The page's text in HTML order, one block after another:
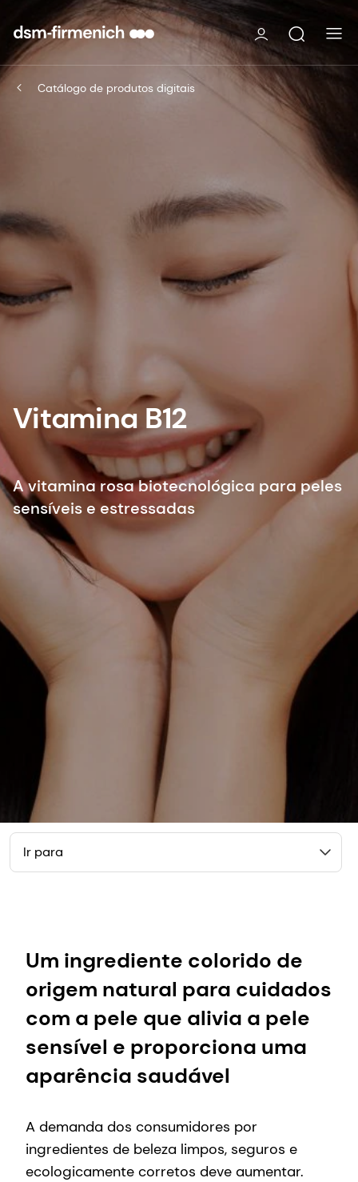
Catálogo de produtos digitais
Vitamina B12
A vitamina rosa biotecnológica para peles
sensíveis e estressadas
Ir para
Um ingrediente colorido de
origem natural para cuidados
com a pele que alivia a pele
sensível e proporciona uma
aparência saudável
A demanda dos consumidores por
ingredientes de beleza limpos, seguros e
ecologicamente corretos deve aumentar.